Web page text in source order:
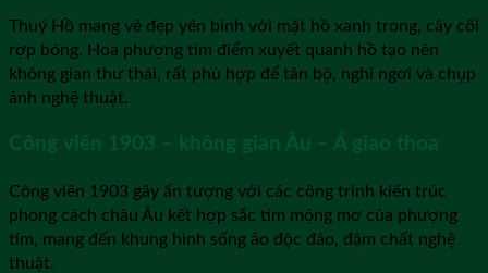
Thuý Hồ mang vẻ đẹp yên bình với mặt hồ xanh trong, cây cối
rợp bóng. Hoa phượng tím điểm xuyết quanh hồ tạo nên
không gian thư thái, rất phù hợp để tản bộ, nghỉ ngơi và chụp
ảnh nghệ thuật.
Công viên 1903 – không gian Âu – Á giao thoa
Công viên 1903 gây ấn tượng với các công trình kiến trúc
phong cách châu Âu kết hợp sắc tím mộng mơ của phượng
tím, mang đến khung hình sống ảo độc đáo, đậm chất nghệ
thuật.